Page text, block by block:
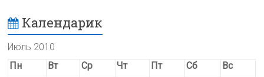
Календарик
Июль 2010
Пн
Вт Ср Чт Пт Сб
Вс